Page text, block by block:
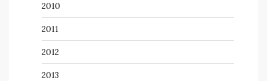
2010
2011
2012
2013